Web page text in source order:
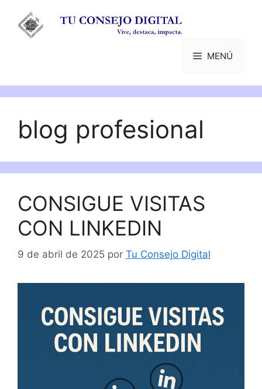
contenido
MENÚ
blog profesional
CONSIGUE VISITAS
CON LINKEDIN
9 de abril de 2025 por Tu Consejo Digital